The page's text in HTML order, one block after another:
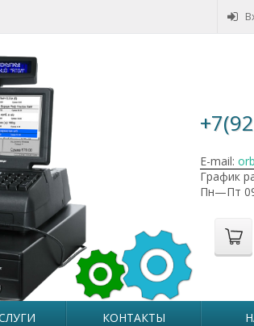
E-mail:
График
Пн—Пт
КОНТАКТЫ